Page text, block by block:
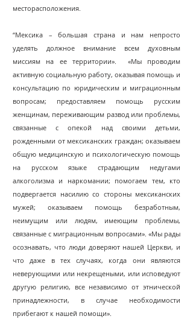
месторасположения.
“Мексика – большая страна и нам непросто
уделять должное внимание всем духовным
миссиям на ее территории». «Мы проводим
активную социальную работу, оказывая помощь и
консультацию по юридическим и миграционным
вопросам; предоставляем помощь русским
женщинам, переживающим развод или проблемы,
связанные с опекой над своими детьми,
рожденными от мексиканских граждан; оказываем
общую медицинскую и психологическую помощь
на русском языке страдающим недугами
алкоголизма и наркомании; помогаем тем, кто
подвергается насилию со стороны мексиканских
мужей; оказываем помощь безработным,
неимущим или людям, имеющим проблемы,
связанные с миграционным вопросами». «Мы рады
осознавать, что люди доверяют нашей Церкви, и
что даже в тех случаях, когда они являются
неверующими или некрещеными, или исповедуют
другую религию, все независимо от этнической
принадлежности, в случае необходимости
прибегают к нашей помощи».